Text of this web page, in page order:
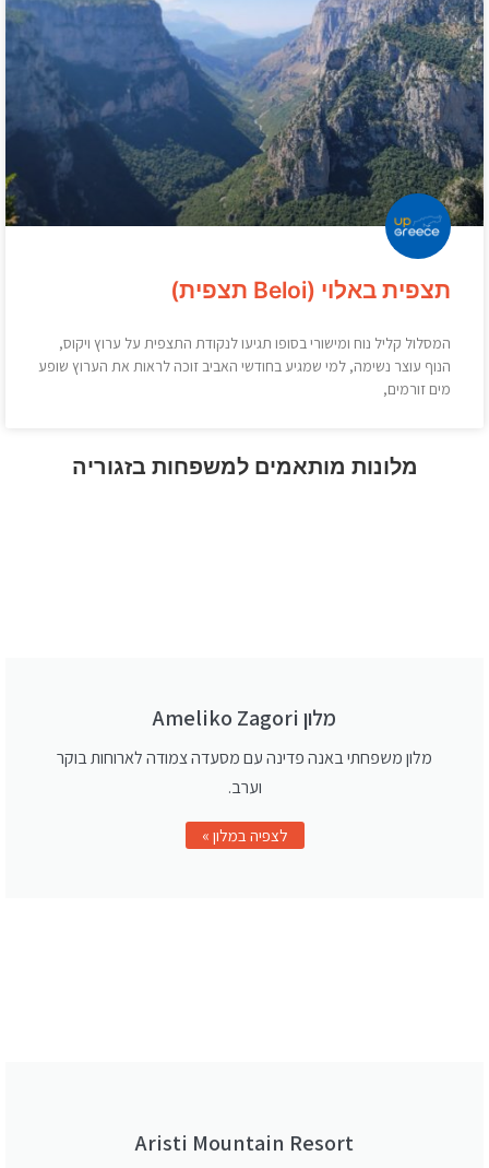
תצפית באלוי (Beloi תצפית)
המסלול קליל נוח ומישורי בסופו תגיעו לנקודת התצפית על ערוץ ויקוס,
הנוף עוצר נשימה, למי שמגיע בחודשי האביב זוכה לראות את הערוץ שופע
מים זורמים,
מלונות מותאמים למשפחות בזגוריה
מלון Ameliko Zagori
מלון משפחתי באנה פדינה עם מסעדה צמודה לארוחות בוקר
וערב.
לצפיה במלון »
Aristi Mountain Resort